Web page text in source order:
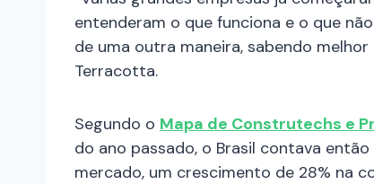
entenderam o que funciona e o que
de uma outra maneira, sabendo
Terracotta.
Segundo o Mapa de Construtechs e
do ano passado, o Brasil contava
mercado, um crescimento de 28% na